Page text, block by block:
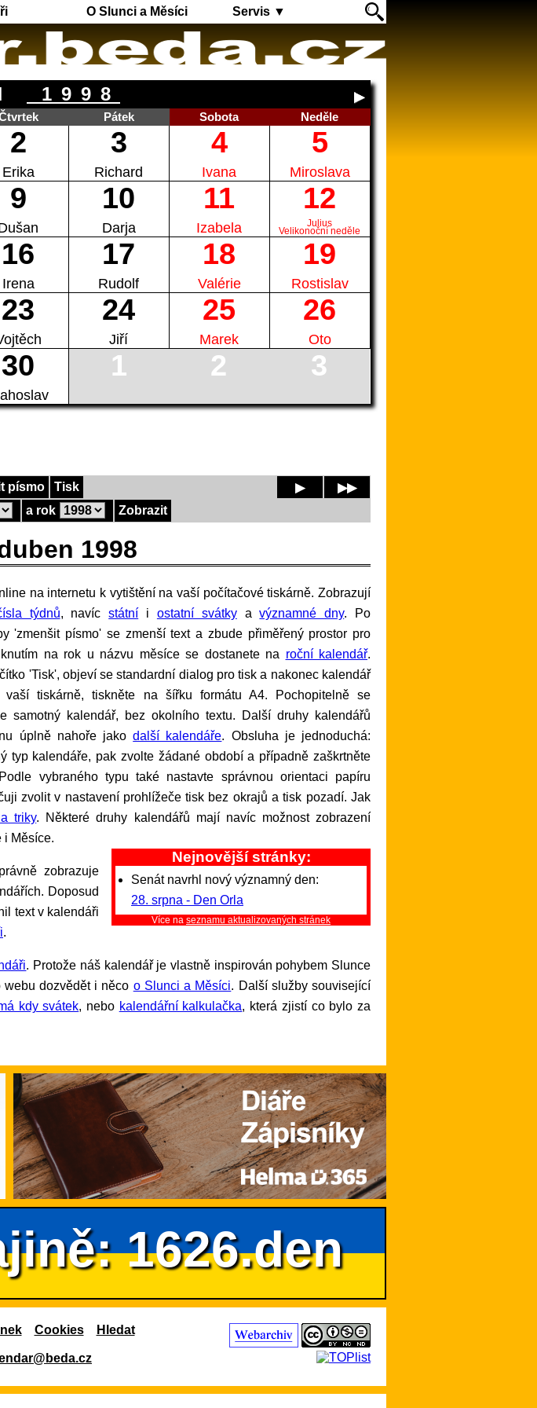
O Slunci a Měsíci Servis ▼
1998
Pátek Sobota Neděle
2
Erika
3
Richard
4
Ivana
5
Miroslava
9 10
Darja
11
Izabela
12
Julius
Velikonoční neděle
16
Irena
17
Rudolf
18
Valérie
19
Rostislav
23 24
Jiří
25
Marek
26
Oto
30 1 2 3
písmo
Tisk
a rok Zobrazit
▶ ▶▶
1998
týdnů, navícstátní i ostatní svátkyavýznamné dny. Po
'zmenšit písmo' se zmenší text a zbude přiměřený prostor pro
na rok u názvu měsíce se dostanete na roční kalendář.
'Tisk', objeví se standardní dialog pro tisk a nakonec kalendář
vaší tiskárně, tiskněte na šířku formátu A4. Pochopitelně se
samotný kalendář, bez okolního textu. Další druhy kalendářů
úplně nahoře jakodalší kalendáře. Obsluha je jednoduchá:
typ kalendáře, pak zvolte žádané období a případně zaškrtněte
vybraného typu také nastavte správnou orientaci papíru
zvolit v nastavení prohlížeče tisk bez okrajů a tisk pozadí. Jak
triky. Některé druhy kalendářů mají navíc možnost zobrazení
i Měsíce.
Nejnovější stránky:
Senát navrhl nový významný den:
28. srpna - Den Orla
Více na seznamu aktualizovaných stránek
Doposud
text v kalendáři
.
. Protože náš kalendář je vlastně inspirován pohybem Slunce
dozvědět i něco o Slunci a Měsíci. Další služby související
kdy svátek, nebo kalendářní kalkulačka, která zjistí co bylo za
1626.den
Cookies Hledat